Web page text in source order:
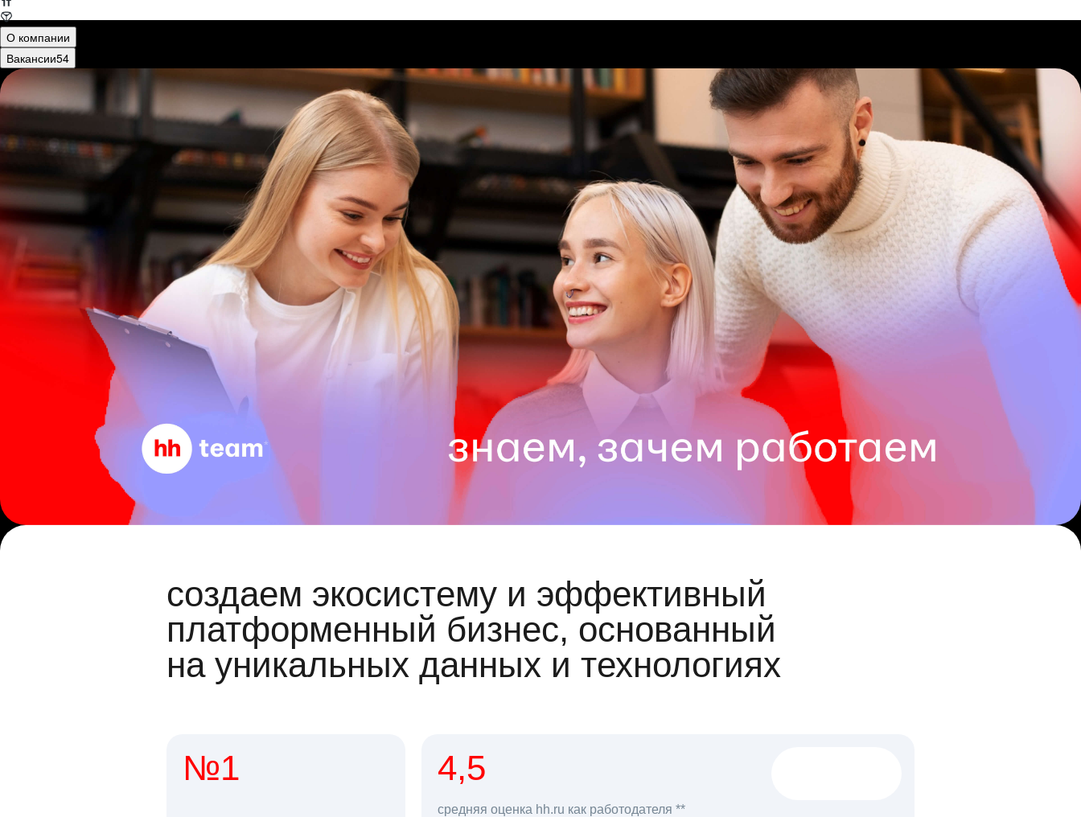
О компании
Вакансии54
создаем экосистему и эффективный
платформенный бизнес, основанный
на уникальных данных и технологиях
№1 4,5
средняя оценка hh.ru как работодателя **